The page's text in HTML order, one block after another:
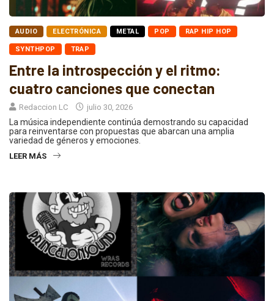
AUDIO ELECTRÓNICA METAL POP RAP HIP HOP
SYNTHPOP TRAP
Entre la introspección y el ritmo:
cuatro canciones que conectan
Redaccion LC julio 30, 2026
La música independiente continúa demostrando su capacidad
para reinventarse con propuestas que abarcan una amplia
variedad de géneros y emociones.
LEER MÁS